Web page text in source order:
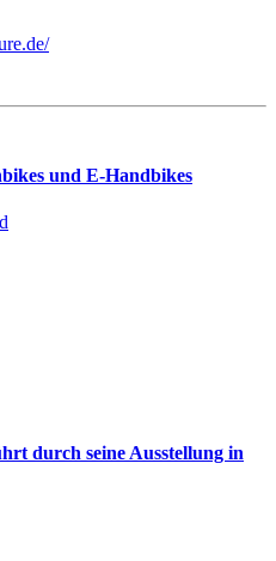
und E-Handbikes
durch seine Ausstellung in